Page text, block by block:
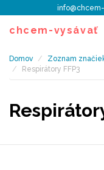
chcem-vysávať
Domov Zoznam
Respirátory FFP3